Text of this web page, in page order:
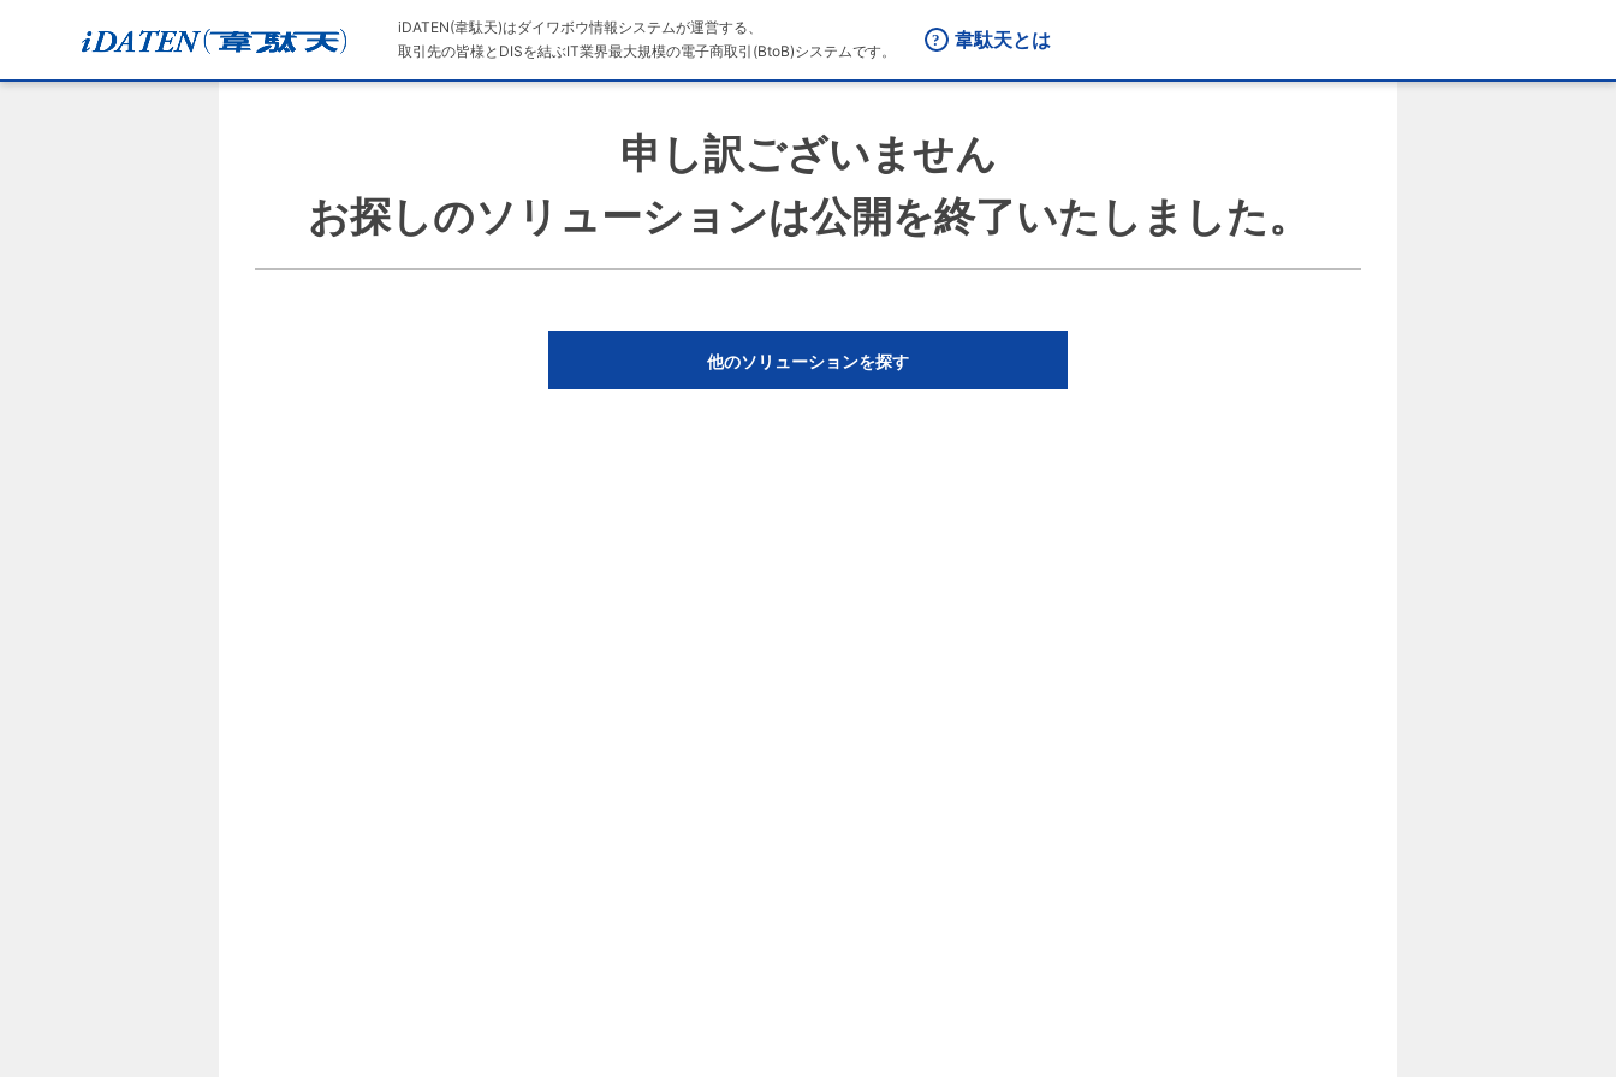
iDATEN(韋駄天)はダイワボウ情報システムが運営する、
取引先の皆様とDISを結ぶIT業界最大規模の電子商取引(BtoB)システムです。
韋駄天とは
申し訳ございません
お探しのソリューションは公開を終了いたしました。
他のソリューションを探す